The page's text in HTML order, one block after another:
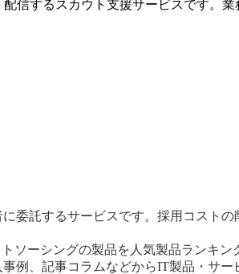
信するスカウト支援サービスです。
委託するサービスです。採用コスト
ーシングの製品を人気製品ランキ
例、記事コラムなどからIT製品・サー